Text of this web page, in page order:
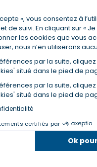
», vous consentez à
de suivi. En cliquant sur « Je
les cookies que vous
nous n’en utiliserons
par la suite, cliquez
situé dans le pied de
par la suite, cliquez
situé dans le pied de
certifiés par
Ok
acceptez nos conditions
personnelles. Vous
moment depuis le lien
vous recevrez.
ISO 9001
nous sur les réseaux